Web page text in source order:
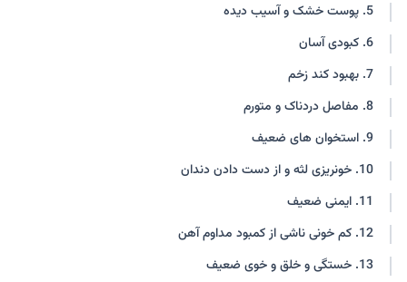
5. پوست خشک و آسیب دیده
6. کبودی آسان
7. بهبود کند زخم
8. مفاصل دردناک و متورم
9. استخوان های ضعیف
10. خونریزی لثه و از دست دادن دندان
11. ایمنی ضعیف
12. کم خونی ناشی از کمبود مداوم آهن
13. خستگی و خلق و خوی ضعیف